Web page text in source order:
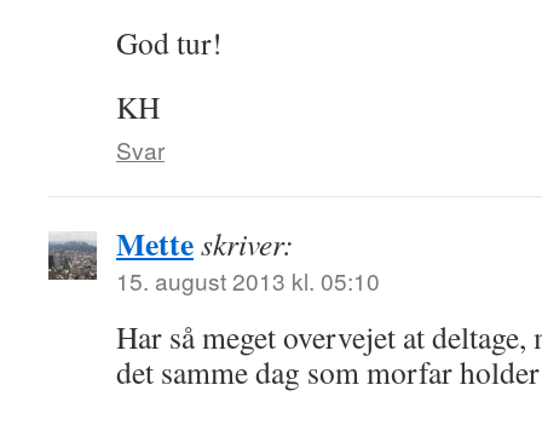
God tur!
KH
Svar
Metteskriver:
15. august 2013 kl. 05:10
Har så meget overvejet at
det samme dag som morfar